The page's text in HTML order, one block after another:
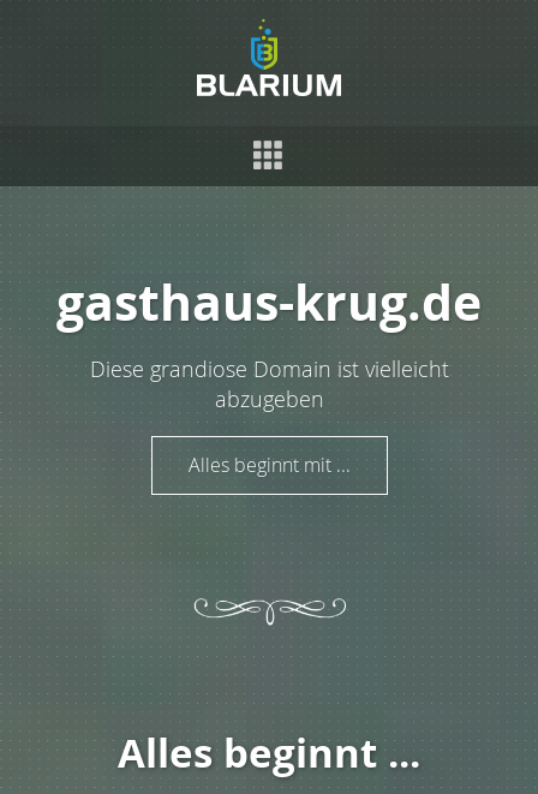
gasthaus-krug.de
Diese grandiose Domain ist vielleicht
abzugeben
Alles beginnt mit ...
Alles beginnt ...